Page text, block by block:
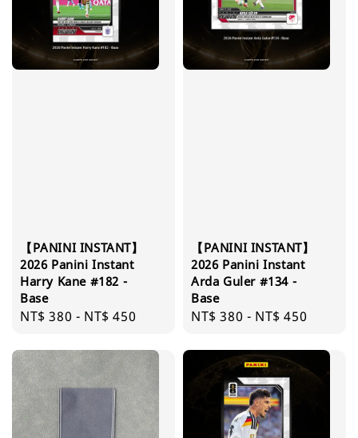
【PANINI INSTANT】
2026 Panini Instant
Harry Kane #182 -
Base
Regular
NT$ 380 - NT$ 450
【PANINI INSTANT】
2026 Panini Instant
Arda Guler #134 -
Base
Regular
NT$ 380 - NT$ 450